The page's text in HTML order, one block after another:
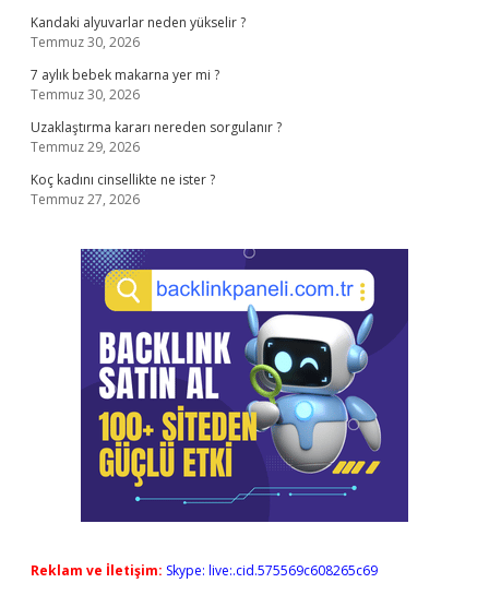
Kandaki alyuvarlar neden yükselir ?
Temmuz 30, 2026
7 aylık bebek makarna yer mi ?
Temmuz 30, 2026
Uzaklaştırma kararı nereden sorgulanır ?
Temmuz 29, 2026
Koç kadını cinsellikte ne ister ?
Temmuz 27, 2026
Reklam ve İletişim: Skype: live:.cid.575569c608265c69